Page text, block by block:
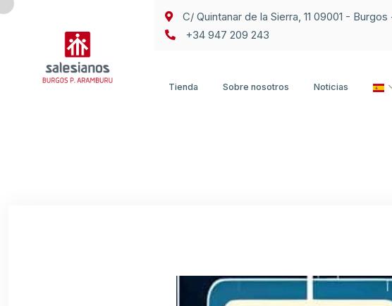
C/ Quintanar de la Sierra, 11 09001 - Burgos
+34 947 209 243
Tienda Sobre nosotros Noticias